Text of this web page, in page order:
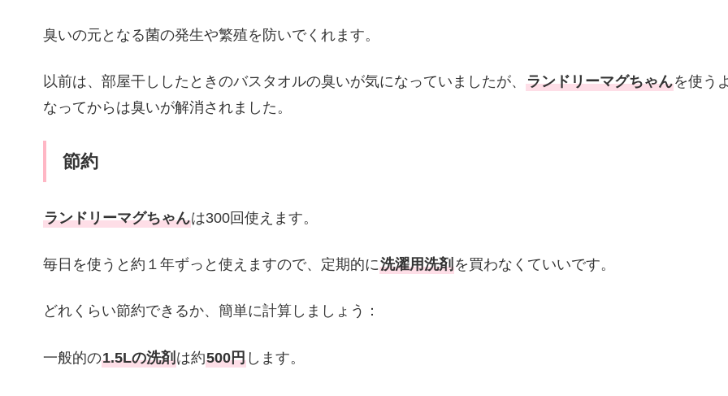
臭いの元となる菌の発生や繁殖を防いでくれます。
以前は、部屋干ししたときのバスタオルの臭いが気になっていましたが、 ランドリーマグちゃんを使う
なってからは臭いが解消されました。
節約
ランドリーマグちゃんは300回使えます。
毎日を使うと約１年ずっと使えますので、定期的に洗濯用洗剤 を買わなくていいです。
どれくらい節約できるか、簡単に計算しましょう：
一般的の1.5Lの洗剤 は約500円 します。